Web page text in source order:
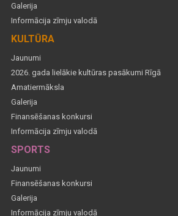
Galerija
Informācija zīmju valodā
KULTŪRA
Jaunumi
2026. gada lielākie kultūras pasākumi Rīgā
Amatiermāksla
Galerija
Finansēšanas konkursi
Informācija zīmju valodā
SPORTS
Jaunumi
Finansēšanas konkursi
Galerija
Informācija zīmju valodā